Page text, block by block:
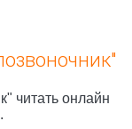
читать онлайн